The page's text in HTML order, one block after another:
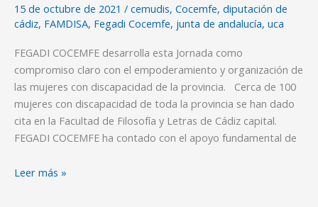
15 de octubre de 2021 / cemudis, Cocemfe, diputación de
cádiz, FAMDISA, Fegadi Cocemfe, junta de andalucía, uca
FEGADI COCEMFE desarrolla esta Jornada como
compromiso claro con el empoderamiento y organización de
las mujeres con discapacidad de la provincia. Cerca de 100
mujeres con discapacidad de toda la provincia se han dado
cita en la Facultad de Filosofía y Letras de Cádiz capital.
FEGADI COCEMFE ha contado con el apoyo fundamental de
REORGANIZACIÓN
MOVIMIENTO
DE
MUJERES
CON
DISCAPACIDAD
EN
PROVINCIA
Leer más »